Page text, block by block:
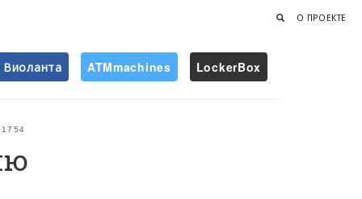
О ПРОЕКТЕ
Виоланта ATMmachines LockerBox
1754